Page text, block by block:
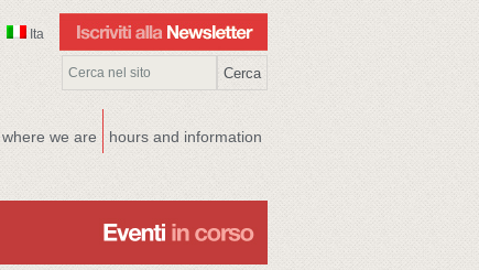
Ita
where we are hours and information